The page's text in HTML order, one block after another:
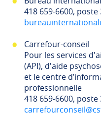
418 659-6600, poste
Carrefour-conseil
Pour les services
(API), d'aide
et le centre
professionnelle
418 659-6600, poste